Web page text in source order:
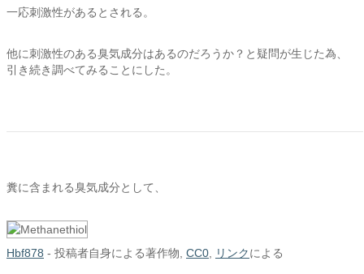
一応刺激性があるとされる。
他に刺激性のある臭気成分はあるのだろうか？と疑問が生じた為、
引き続き調べてみることにした。
糞に含まれる臭気成分として、
Hbf878 - 投稿者自身による著作物 CC0 リンクによる